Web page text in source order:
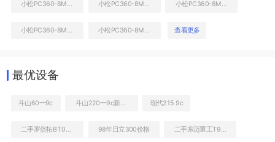
液压泵舱室正面整体
查看更多
最优设备
斗山60一9c 现代215 9c
98年日立300价格